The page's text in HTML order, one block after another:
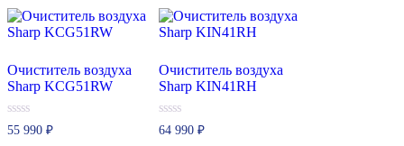
Очиститель воздуха
Sharp KCG51RW
0
из
55 990 ₽
Очиститель воздуха
Sharp KIN41RH
0
из
64 990₽